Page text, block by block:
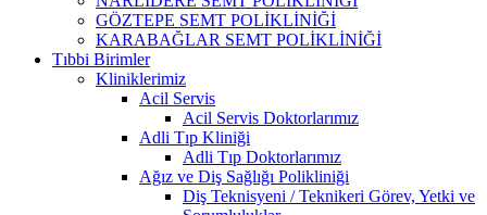
GÖZTEPE SEMT POLİKLİNİĞİ
KARABAĞLAR SEMT POLİKLİNİĞİ
Tıbbi Birimler
Kliniklerimiz
Acil Servis
Acil Servis Doktorlarımız
Adli Tıp Kliniği
Adli Tıp Doktorlarımız
Ağız ve Diş Sağlığı Polikliniği
Diş Teknisyeni / Teknikeri Görev, Yetki ve